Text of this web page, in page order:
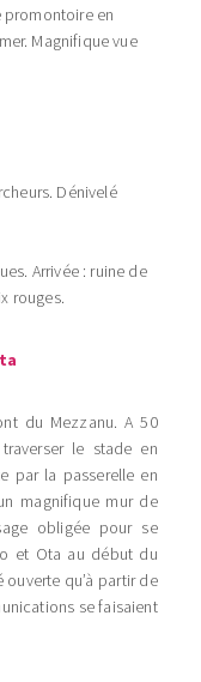
promontoire en
Magnifique vue
Dénivelé
Arrivée : ruine de
rouges.
du Mezzanu. A 50
le stade en
par la passerelle en
magnifique mur de
obligée pour se
et Ota au début du
ouverte qu’à partir de
se faisaient